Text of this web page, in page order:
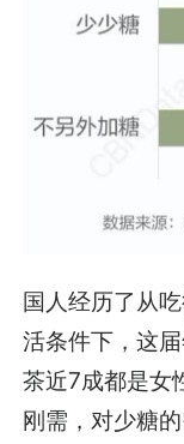
国人经历了从
活条件下，这
茶近7成都是女
刚需，对少糖的